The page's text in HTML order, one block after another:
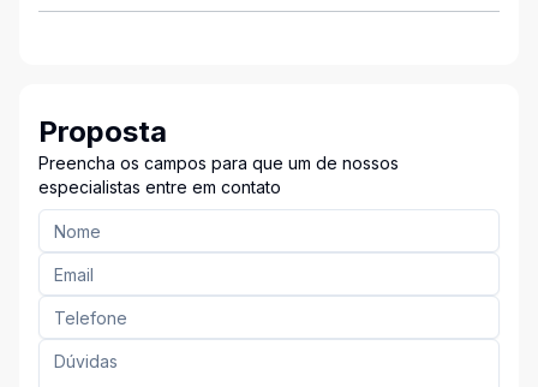
Proposta
Preencha os campos para que um de nossos
especialistas entre em contato